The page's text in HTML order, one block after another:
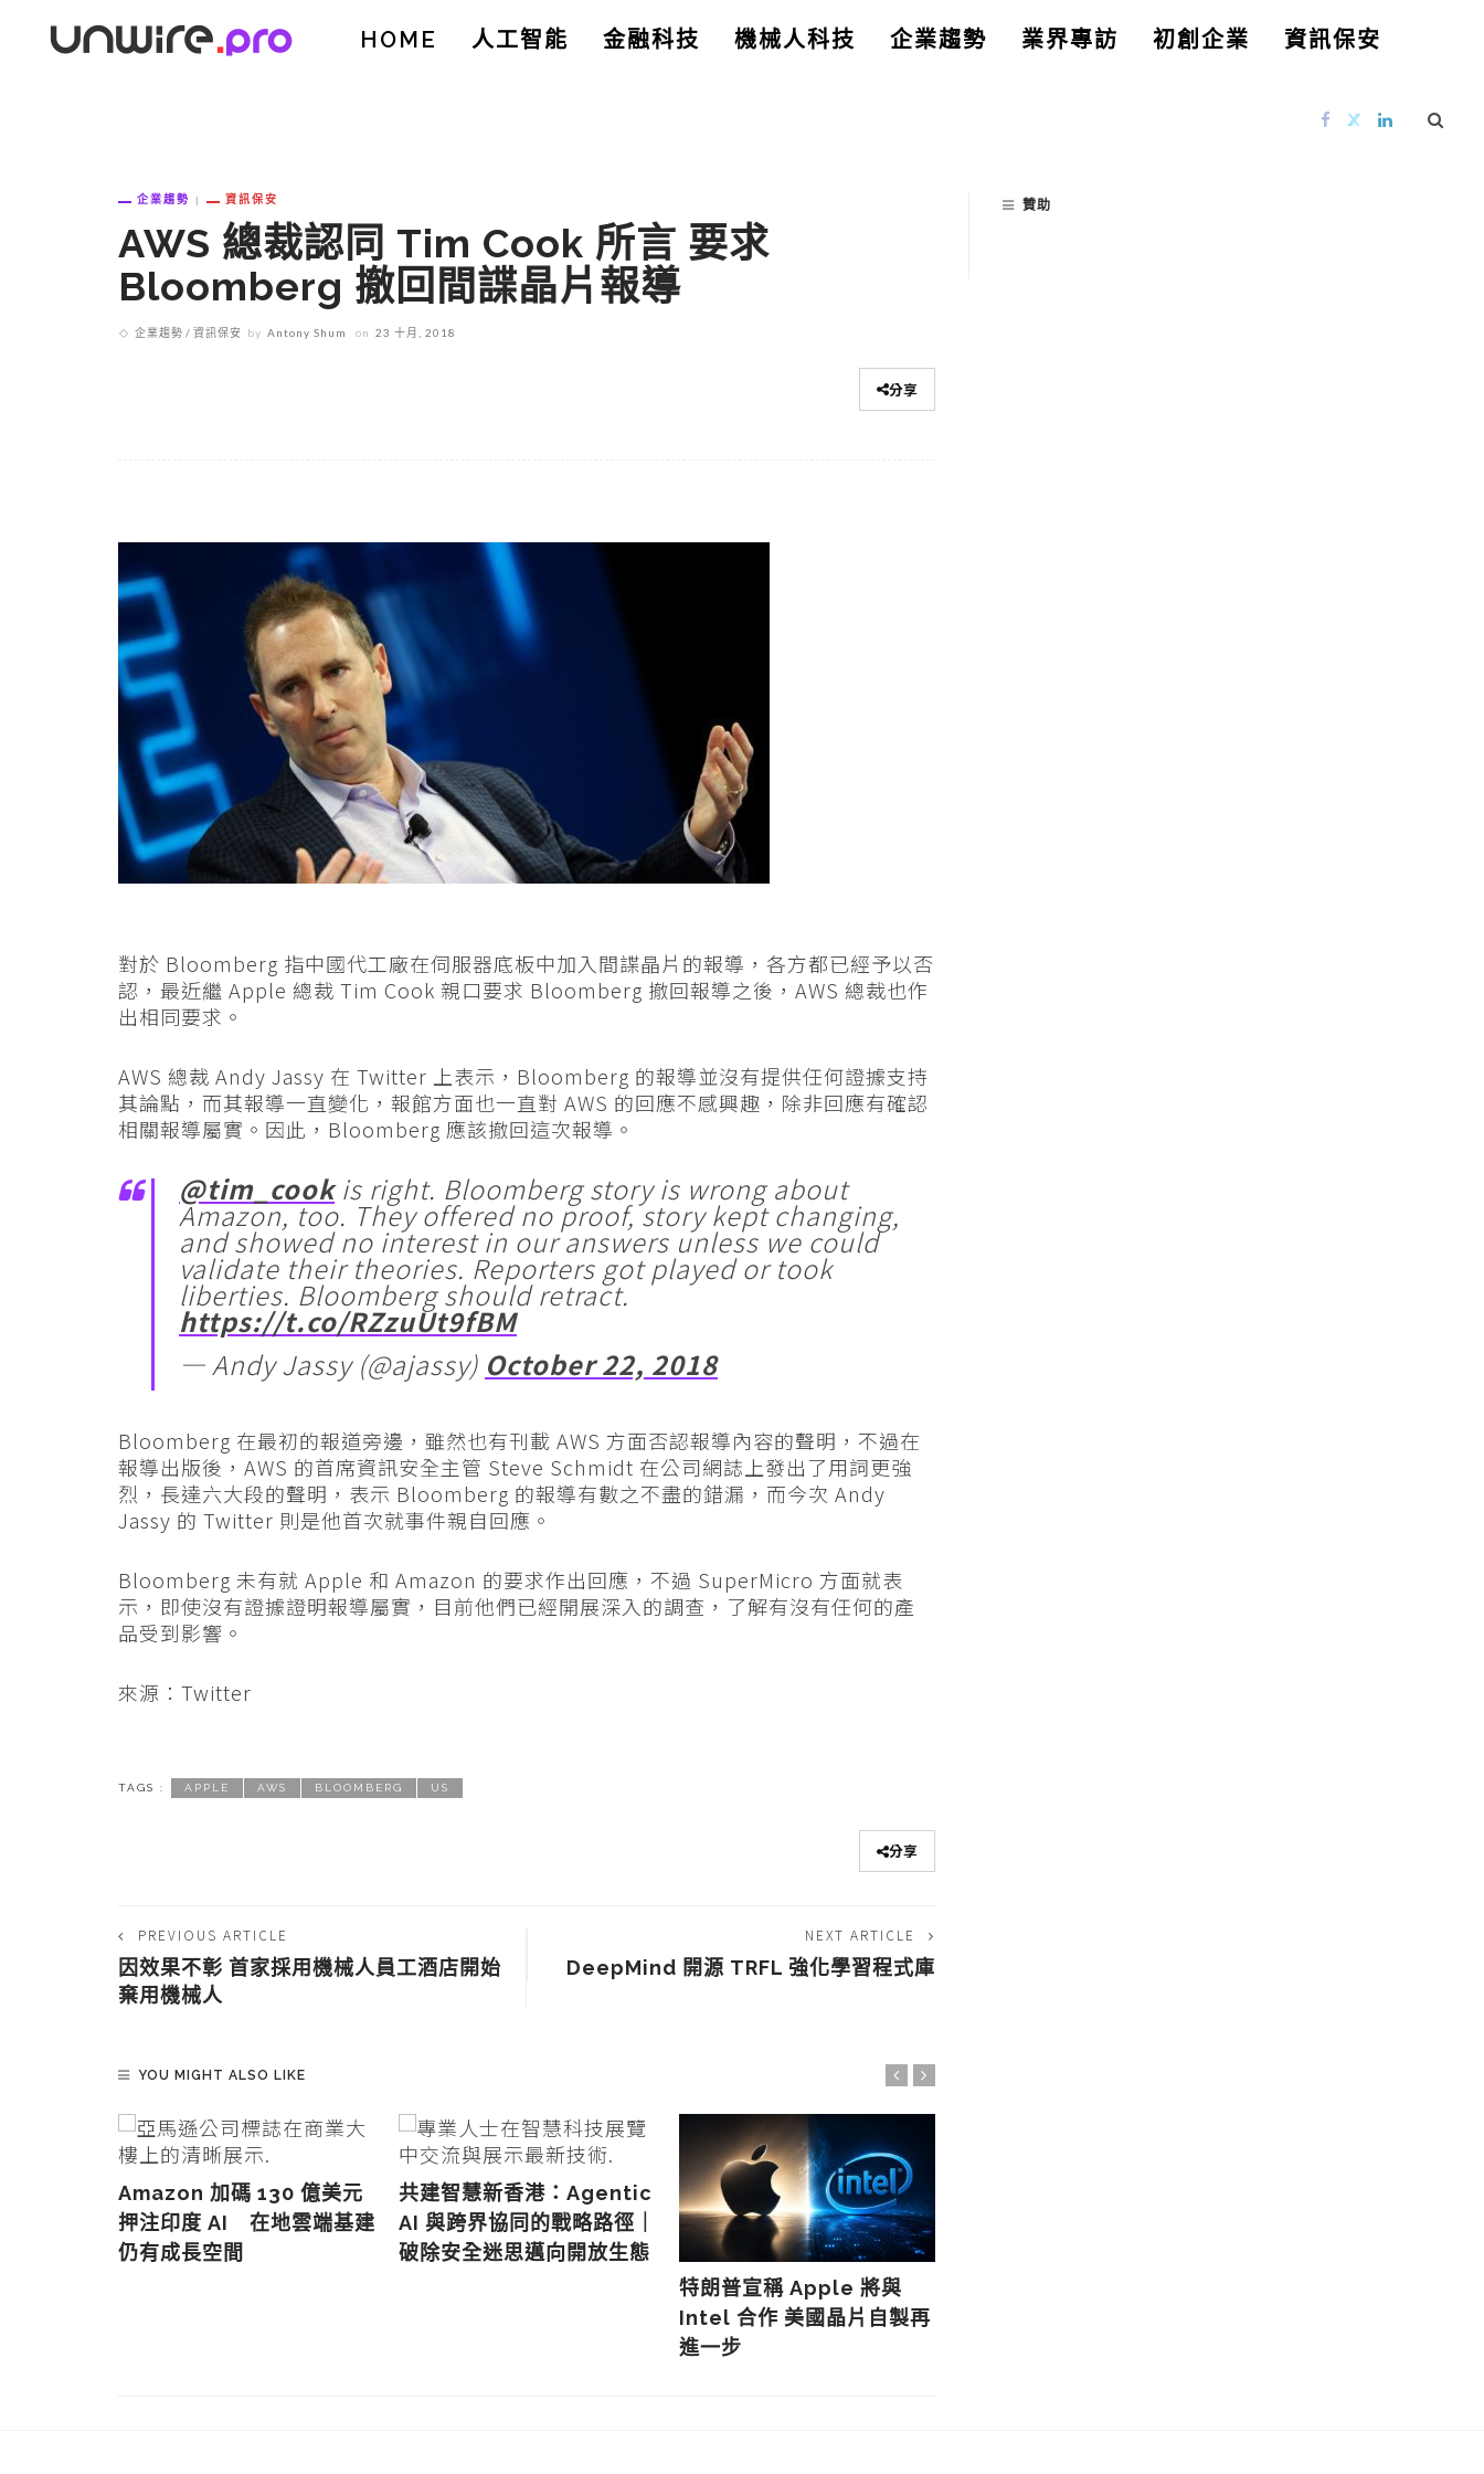
HOME 人工智能 金融科技 機械人科技 企業趨勢 業界專訪 初創企業 資訊保安
企業趨勢 資訊保安
AWS 總裁認同 Tim Cook 所言 要求
Bloomberg 撤回間諜晶片報導
企業趨勢 資訊保安 by Antony Shum on 23 十月, 2018
分享
對於 Bloomberg 指中國代工廠在伺服器底板中加入間諜晶片的報導，各方都已經予以否
認，最近繼 Apple 總裁 Tim Cook 親口要求 Bloomberg 撤回報導之後，AWS 總裁也作
出相同要求。
AWS 總裁 Andy Jassy 在 Twitter 上表示，Bloomberg 的報導並沒有提供任何證據支持
其論點，而其報導一直變化，報館方面也一直對 AWS 的回應不感興趣，除非回應有確認
相關報導屬實。因此，Bloomberg 應該撤回這次報導。
@tim_cookis right. Bloomberg story is wrong about
Amazon, too. They offered no proof, story kept changing,
and showed no interest in our answers unless we could
validate their theories. Reporters got played or took
liberties. Bloomberg should retract.
https://t.co/RZzuUt9fBM
— Andy Jassy (@ajassy) October 22, 2018
Bloomberg 在最初的報道旁邊，雖然也有刊載 AWS 方面否認報導內容的聲明，不過在
報導出版後，AWS 的首席資訊安全主管 Steve Schmidt 在公司網誌上發出了用詞更強
烈，長達六大段的聲明，表示 Bloomberg 的報導有數之不盡的錯漏，而今次 Andy
Jassy 的 Twitter 則是他首次就事件親自回應。
Bloomberg 未有就 Apple 和 Amazon 的要求作出回應，不過 SuperMicro 方面就表
示，即使沒有證據證明報導屬實，目前他們已經開展深入的調查，了解有沒有任何的產
品受到影響。
來源：Twitter
TAGS : APPLE AWS BLOOMBERG US
分享
PREVIOUS ARTICLE
因效果不彰 首家採用機械人員工酒店開始
棄用機械人
NEXT ARTICLE
DeepMind 開源 TRFL 強化學習程式庫
YOU MIGHT ALSO LIKE
Amazon 加碼 130 億美元
押注印度 AI 在地雲端基建
仍有成長空間
共建智慧新香港：Agentic
AI 與跨界協同的戰略路徑｜
破除安全迷思邁向開放生態
特朗普宣稱 Apple 將與
Intel 合作 美國晶片自製再
進一步
贊助